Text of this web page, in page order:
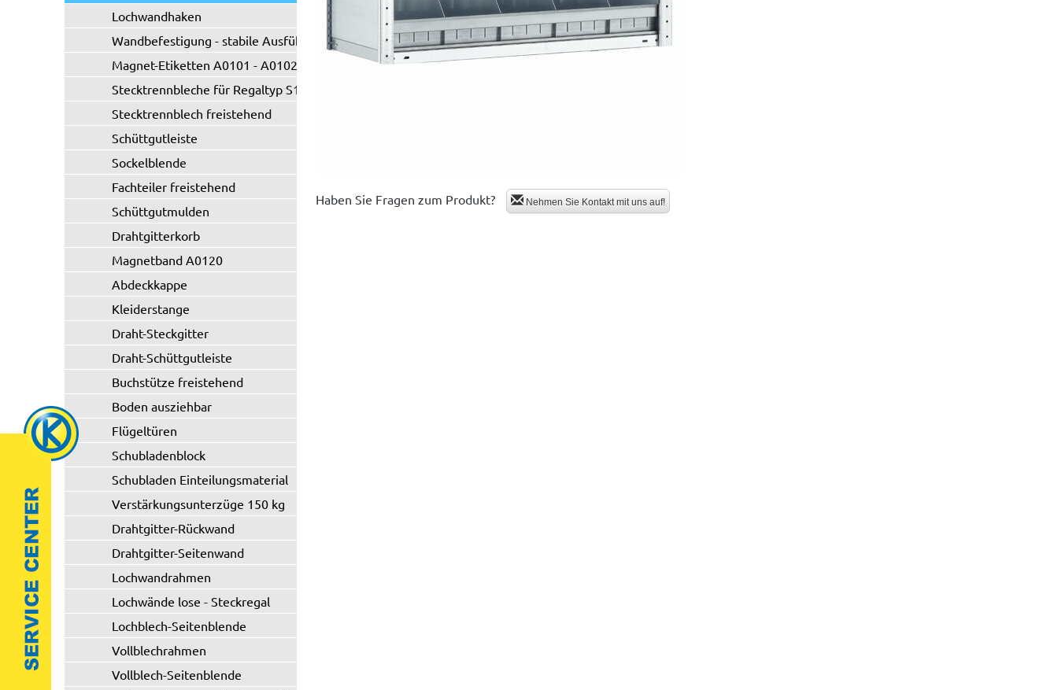
Lochwandhaken
Wandbefestigung - stabile Ausführung
Magnet-Etiketten A0101 - A0102
Stecktrennbleche für Regaltyp S10/S20
Stecktrennblech freistehend
Schüttgutleiste
Sockelblende
Fachteiler freistehend
Schüttgutmulden
Drahtgitterkorb
Magnetband A0120
Abdeckkappe
Kleiderstange
Draht-Steckgitter
Draht-Schüttgutleiste
Buchstütze freistehend
Boden ausziehbar
Flügeltüren
Schubladenblock
Schubladen Einteilungsmaterial
Verstärkungsunterzüge 150 kg
Drahtgitter-Rückwand
Drahtgitter-Seitenwand
Lochwandrahmen
Lochwände lose - Steckregal
Lochblech-Seitenblende
Vollblechrahmen
Vollblech-Seitenblende
Haben Sie Fragen zum Produkt? Nehmen Sie Kontakt mit uns auf!